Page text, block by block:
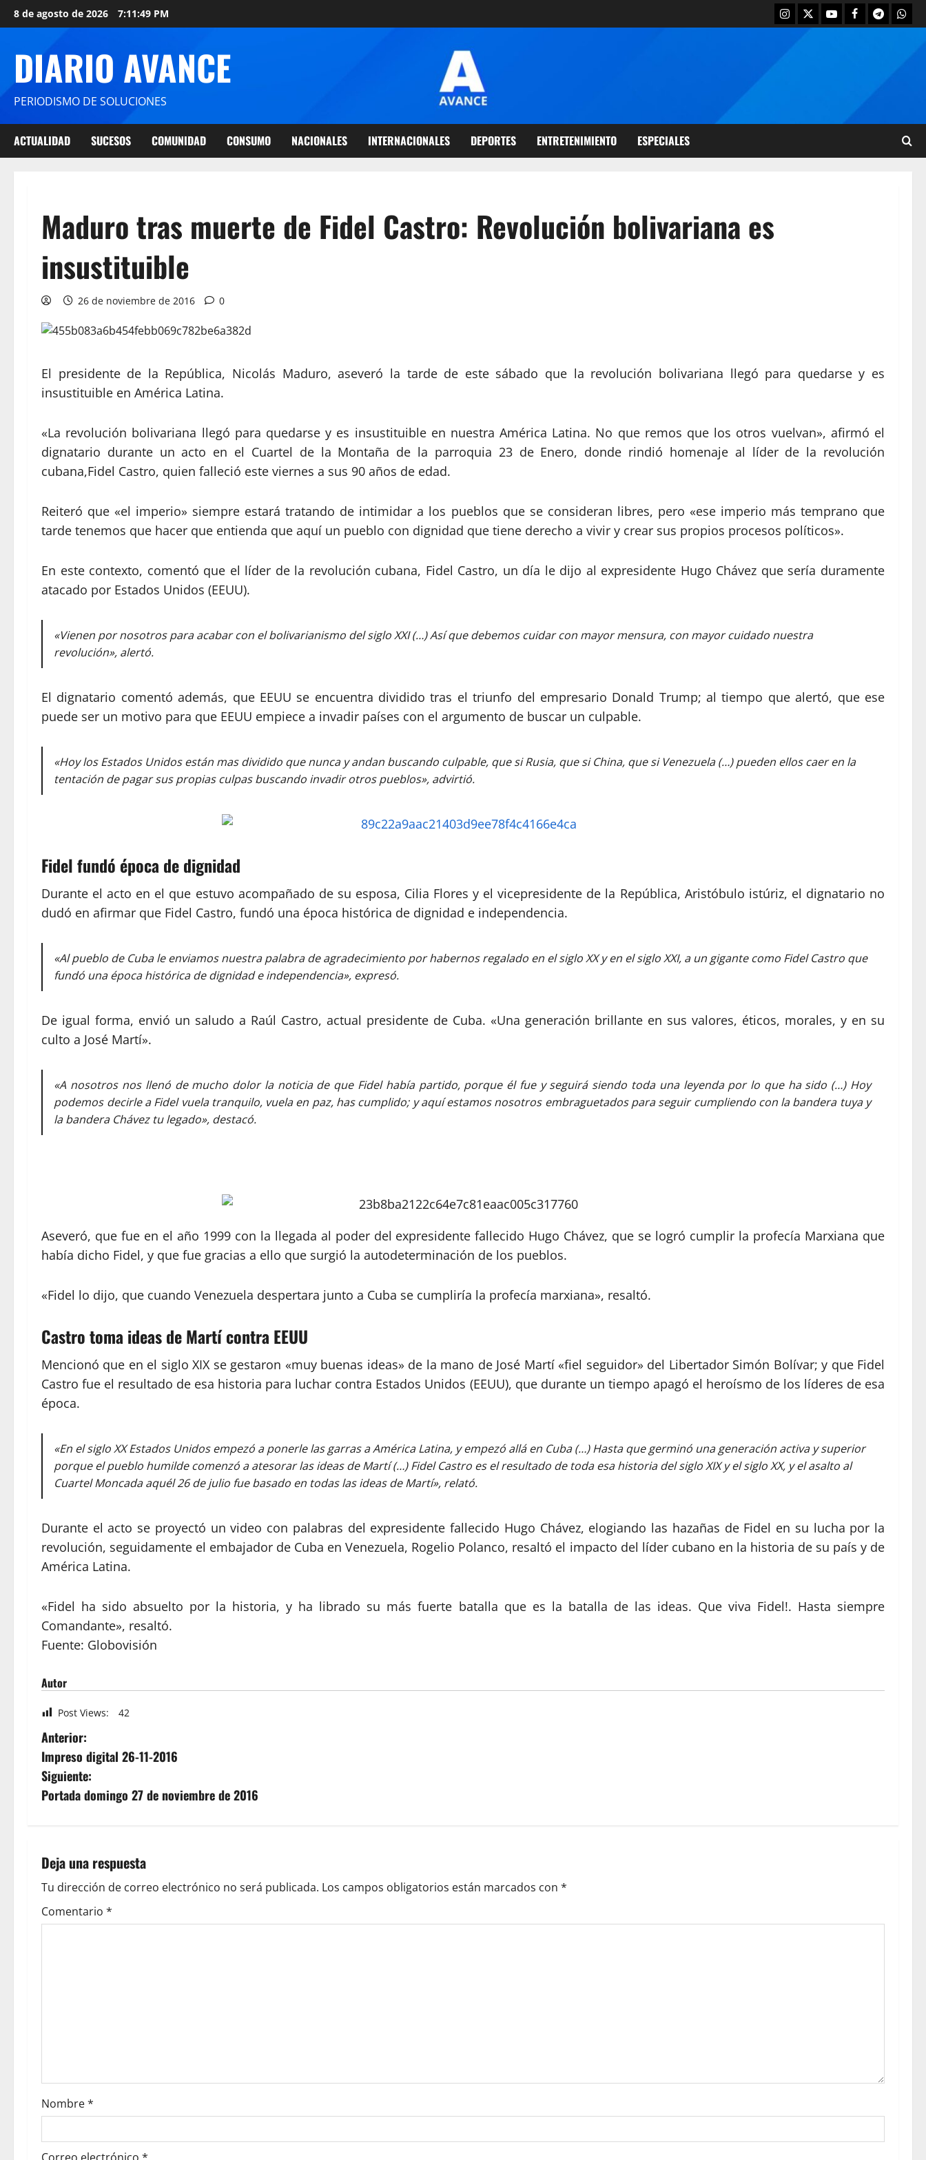
8 de agosto de 2026 7:11:50 PM
DIARIO AVANCE
PERIODISMO DE SOLUCIONES
ACTUALIDAD SUCESOS COMUNIDAD CONSUMO NACIONALES INTERNACIONALES DEPORTES ENTRETENIMIENTO ESPECIALES
Maduro tras muerte de Fidel Castro: Revolución bolivariana es
insustituible
26 de noviembre de 2016 0
El presidente de la República, Nicolás Maduro, aseveró la tarde de este sábado que la revolución bolivariana llegó para quedarse y es
insustituible en América Latina.
«La revolución bolivariana llegó para quedarse y es insustituible en nuestra América Latina. No que remos que los otros vuelvan», afirmó el
dignatario durante un acto en el Cuartel de la Montaña de la parroquia 23 de Enero, donde rindió homenaje al líder de la revolución
cubana,Fidel Castro, quien falleció este viernes a sus 90 años de edad.
Reiteró que «el imperio» siempre estará tratando de intimidar a los pueblos que se consideran libres, pero «ese imperio más temprano que
tarde tenemos que hacer que entienda que aquí un pueblo con dignidad que tiene derecho a vivir y crear sus propios procesos políticos».
En este contexto, comentó que el líder de la revolución cubana, Fidel Castro, un día le dijo al expresidente Hugo Chávez que sería duramente
atacado por Estados Unidos (EEUU).
«Vienen por nosotros para acabar con el bolivarianismo del siglo XXI (…) Así que debemos cuidar con mayor mensura, con mayor cuidado nuestra
revolución», alertó.
El dignatario comentó además, que EEUU se encuentra dividido tras el triunfo del empresario Donald Trump; al tiempo que alertó, que ese
puede ser un motivo para que EEUU empiece a invadir países con el argumento de buscar un culpable.
«Hoy los Estados Unidos están mas dividido que nunca y andan buscando culpable, que si Rusia, que si China, que si Venezuela (…) pueden ellos caer en la
tentación de pagar sus propias culpas buscando invadir otros pueblos», advirtió.
Fidel fundó época de dignidad
Durante el acto en el que estuvo acompañado de su esposa, Cilia Flores y el vicepresidente de la República, Aristóbulo istúriz, el dignatario no
dudó en afirmar que Fidel Castro, fundó una época histórica de dignidad e independencia.
«Al pueblo de Cuba le enviamos nuestra palabra de agradecimiento por habernos regalado en el siglo XX y en el siglo XXI, a un gigante como Fidel Castro que
fundó una época histórica de dignidad e independencia», expresó.
De igual forma, envió un saludo a Raúl Castro, actual presidente de Cuba. «Una generación brillante en sus valores, éticos, morales, y en su
culto a José Martí».
«A nosotros nos llenó de mucho dolor la noticia de que Fidel había partido, porque él fue y seguirá siendo toda una leyenda por lo que ha sido (…) Hoy
podemos decirle a Fidel vuela tranquilo, vuela en paz, has cumplido; y aquí estamos nosotros embraguetados para seguir cumpliendo con la bandera tuya y
la bandera Chávez tu legado», destacó.
Aseveró, que fue en el año 1999 con la llegada al poder del expresidente fallecido Hugo Chávez, que se logró cumplir la profecía Marxiana que
había dicho Fidel, y que fue gracias a ello que surgió la autodeterminación de los pueblos.
«Fidel lo dijo, que cuando Venezuela despertara junto a Cuba se cumpliría la profecía marxiana», resaltó.
Castro toma ideas de Martí contra EEUU
Mencionó que en el siglo XIX se gestaron «muy buenas ideas» de la mano de José Martí «fiel seguidor» del Libertador Simón Bolívar; y que Fidel
Castro fue el resultado de esa historia para luchar contra Estados Unidos (EEUU), que durante un tiempo apagó el heroísmo de los líderes de esa
época.
«En el siglo XX Estados Unidos empezó a ponerle las garras a América Latina, y empezó allá en Cuba (…) Hasta que germinó una generación activa y superior
porque el pueblo humilde comenzó a atesorar las ideas de Martí (…) Fidel Castro es el resultado de toda esa historia del siglo XIX y el siglo XX, y el asalto al
Cuartel Moncada aquél 26 de julio fue basado en todas las ideas de Martí», relató.
Durante el acto se proyectó un video con palabras del expresidente fallecido Hugo Chávez, elogiando las hazañas de Fidel en su lucha por la
revolución, seguidamente el embajador de Cuba en Venezuela, Rogelio Polanco, resaltó el impacto del líder cubano en la historia de su país y de
América Latina.
«Fidel ha sido absuelto por la historia, y ha librado su más fuerte batalla que es la batalla de las ideas. Que viva Fidel!. Hasta siempre
Comandante», resaltó.
Fuente: Globovisión
Autor
Post Views: 42
Anterior:
Impreso digital 26-11-2016
Siguiente:
Portada domingo 27 de noviembre de 2016
Deja una respuesta
Tu dirección de correo electrónico no será publicada. Los campos obligatorios están marcados con *
Comentario *
Nombre*